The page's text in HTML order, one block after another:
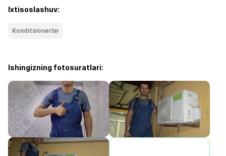
Ixtisoslashuv:
Konditsionerlar
Ishingizning fotosuratlari: